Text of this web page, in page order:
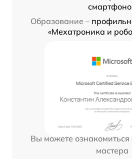
Образование –
«Мехатроника и
Вы можете ознакомиться
мастера